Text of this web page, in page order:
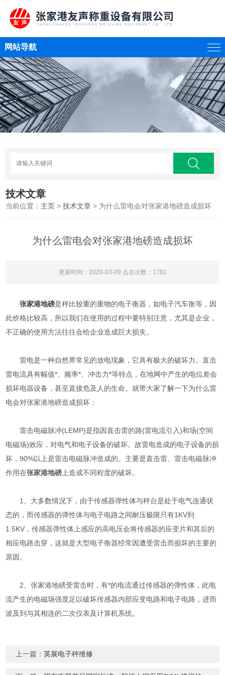
网站导航
技术文章
当前位置： 主页 >技术文章 > 为什么雷电会对张家港地磅造成损坏
为什么雷电会对张家港地磅造成损坏
更新时间：2020-03-09 点击次数：1781
张家港地磅是秤比较重的重物的电子衡器，如电子汽车衡等，因
此价格比较高，所以我们在使用的过程中要特别注意，尤其是企业，
不正确的使用方法往往会给企业造成巨大损失。
雷电是一种自然界常见的放电现象，它具有极大的破坏力。直击
雷电流具有幅值*、频率*、冲击力*等特点，在地网中产生的电位差会
损坏电器设备，甚至直接危及人的生命。就带大家了解一下为什么雷
电会对张家港地磅造成损坏：
雷击电磁脉冲(LEMP)是指因直击雷的路(雷电流引入)和场(空间
电磁场)效应，对电气和电子设备的破坏。故雷电造成的电子设备的损
坏，90%以上是雷击电磁脉冲造成的。主要是直击雷、雷击电磁脉冲
作用在张家港地磅 上造成不同程度的破坏。
1、大多数情况下，由于传感器弹性体与秤台是处于电气连通状
态的，而传感器的弹性体与电子电路之间耐压极限只有1KV到
1.5KV，传感器弹性体上感应的高电压会将传感器的应变片和其后的
相应电路击穿，这就是大型电子衡器经常因遭受雷击而损坏的主要的
原因。
2、张家港地磅受雷击时，有*的电流通过传感器的弹性体，此电
流产生的电磁场强度足以破坏传感器内部应变电路和电子电路，进而
波及到与其相连的二次仪表及计算机系统。
上一篇：英展电子秤维修